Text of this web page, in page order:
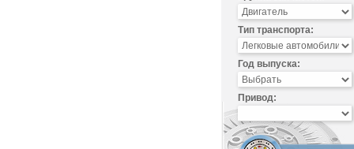
Тип транспорта:
Год выпуска:
Привод: